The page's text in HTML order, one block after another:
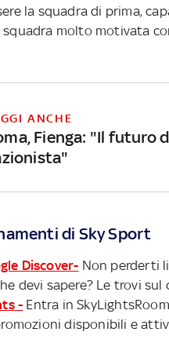
la squadra di prima,
squadra molto motivata
ANCHE
Fienga: "Il futuro
di Sky Sport
Discover- Non perderti
devi sapere? Le trovi sul
- Entra in SkyLightsRoom
disponibili e